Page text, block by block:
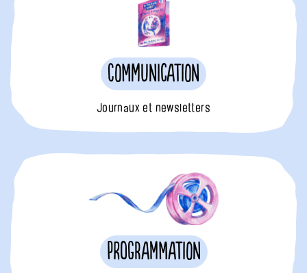
Communication
Journaux et newsletters
Programmation